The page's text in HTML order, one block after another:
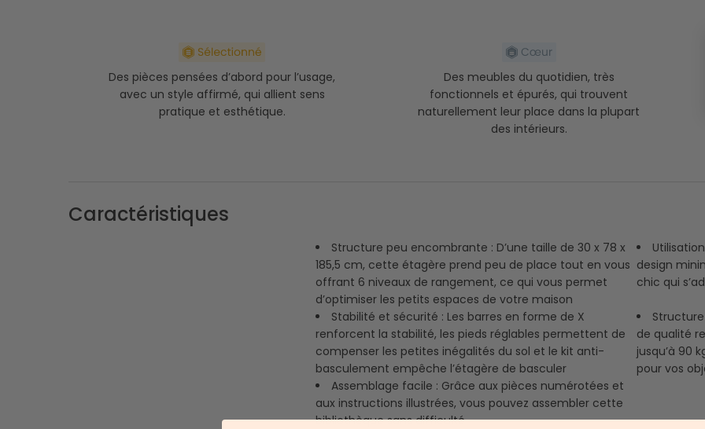
Des pièces pensées d’abord pour l’usage,
avec un style affirmé, qui allient sens
pratique et esthétique.
Des meubles du quotidien, très
fonctionnels et épurés, qui trouvent
naturellement leur place dans la plupart
des intérieurs.
Caractéristiques
Structure peu encombrante : D’une taille de 30 x 78 x
185,5 cm, cette étagère prend peu de place tout en vous
offrant 6 niveaux de rangement, ce qui vous permet
d’optimiser les petits espaces de votre maison
design
chic qui
Stabilité et sécurité : Les barres en forme de X
renforcent la stabilité, les pieds réglables permettent de
compenser les petites inégalités du sol et le kit anti-
basculement empêche l’étagère de basculer
de qualité
jusqu’à 90
pour vos
Assemblage facile : Grâce aux pièces numérotées et
aux instructions illustrées, vous pouvez assembler cette
bibliothèque sans difficulté